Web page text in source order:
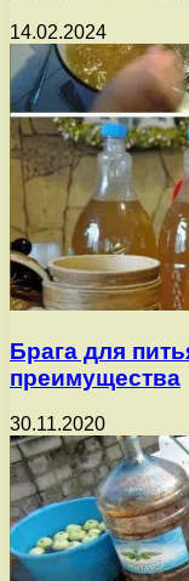
14.02.2024
Брага для
преимущества
30.11.2020